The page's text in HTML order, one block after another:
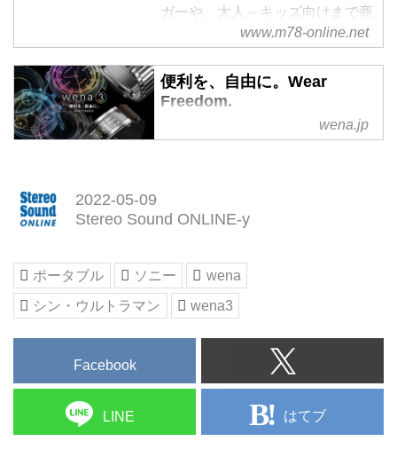
ガーや、大人～キッズ向けまで商
品を幅広く取り揃えています。
www.m78-online.net
便利を、自由に。Wear
Freedom.
見た目は腕時計そのままに、バン
けて欲しい、そんな想いで開発を
続けています。
wena.jp
2022-05-09
Stereo Sound ONLINE-y
ポータブル ソニー
wena
シン・ウルトラマン
wena3
Facebook
LINE はてブ